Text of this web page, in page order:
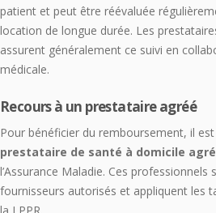
patient et peut être réévaluée
location de longue durée. Les
assurent généralement ce suivi en
médicale.
Recours à un prestataire agréé
Pour bénéficier du remboursement, il
prestataire de santé à domicile
l’Assurance Maladie. Ces
fournisseurs autorisés et appliquent les